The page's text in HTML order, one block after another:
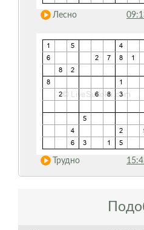
Лесно
Трудно